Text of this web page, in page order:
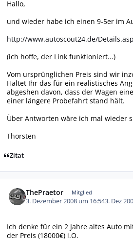
Hallo,
und wieder habe ich einen 9-5er im
http://www.autoscout24.de/
(ich hoffe, der Link funktioniert...)
Vom ursprünglichen Preis sind wir
Haltet Ihr das für ein realistisches
abgeshen davon, dass der Wagen
einer längere Probefahrt stand hält.
Über Antworten wäre ich mal wieder
Thorsten
Zitat
ThePraetor Mitglied
3. Dezember 2008 um 16:543. Dez
Ich denke für ein 2 Jahre altes Auto
der Preis (18000€) i.O.